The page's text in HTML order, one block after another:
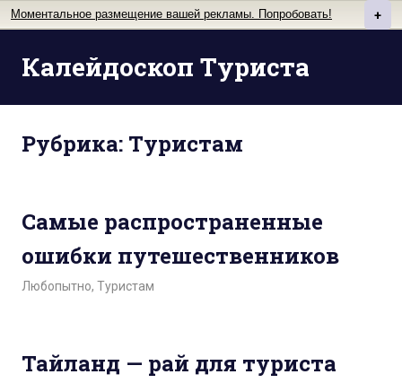
Моментальное размещение вашей рекламы. Попробовать! +
Калейдоскоп Туриста
Рубрика: Туристам
Самые распространенные
ошибки путешественников
Любопытно, Туристам
Тайланд — рай для туриста